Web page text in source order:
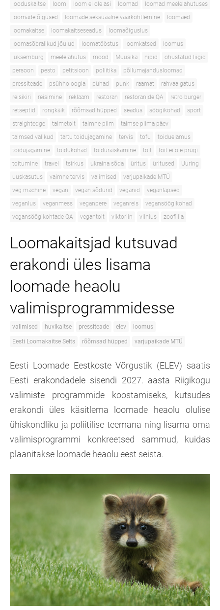
looduskaitse
loom loom ei ole asi loomad
loomad meelelahutuses
loomade õigused
loomade seksuaalne väärkohtlemine
loomaed
loomakaitse
loomakaitseseadus
loomaõiguslus
loomasõbralikud jõulud
loomatööstus loomkatsed
loomus
luksemburg
meelelahutus mood Muusika nipid
ohustatud liigid
persoon
pesto petitsioon poliitika
põllumajandusloomad
pressiteade
psühholoogia pühad punk raamat
rahvaalgatus
reisikiri
reisimine reklaam restoran restoranide QA
retro burger
retseptid
rongkäik rõõmsad hüpped seadus söögikohad
sport
straightedge
taimetoit taimne piim
taimse piima päev
taimsed valikud
tartu toidujagamine tervis tofu
toiduelamus
toidujagamine
toidukohad toiduraiskamine toit
toit ei ole prügi
toitumine
travel tsirkus ukraina sõda üritus üritused
Uuring
uuskasutus
vaimne tervis valimised
varjupaikade MTÜ
veg machine
vegan vegan sõdurid veganid
veganlapsed
veganlus
veganmess veganpere veganreis
vegansöögikohad
vegansöögikohtade QA
vegantoit viktoriin vilnius zoofiilia
Loomakaitsjad kutsuvad
erakondi üles lisama
loomade heaolu
valimisprogrammidesse
valimised huvikaitse pressiteade elev loomus
Eesti Loomakaitse Selts rõõmsad hüpped varjupaikade MTÜ
Eesti Loomade Eestkoste Võrgustik (ELEV) saatis
Eesti erakondadele sisendi 2027. aasta Riigikogu
valimiste programmide koostamiseks, kutsudes
erakondi üles käsitlema loomade heaolu olulise
ühiskondliku ja poliitilise teemana ning lisama oma
valimisprogrammi konkreetsed sammud, kuidas
plaanitakse loomade heaolu eest seista.